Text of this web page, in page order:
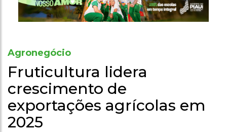
Agronegócio
Fruticultura lidera
crescimento de
exportações agrícolas em
2025